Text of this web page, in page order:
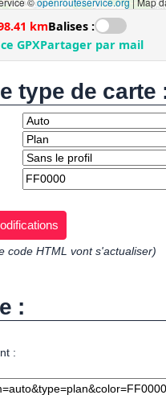
type de carte
les modifications
code HTML vont s'actualiser)
:
: